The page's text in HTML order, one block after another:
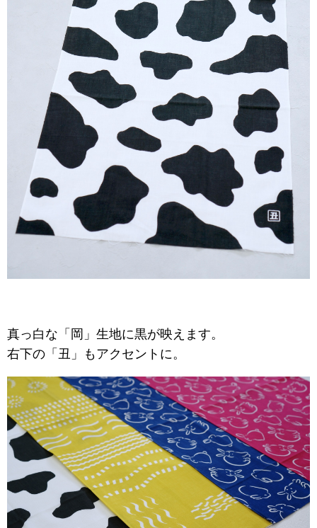
真っ白な「岡」生地に黒が映えます。
右下の「丑」もアクセントに。